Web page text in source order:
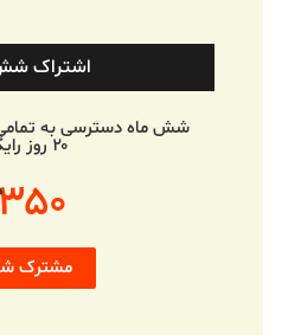
اشتراک
شش ماه دسترسی به
۲۰ روز رایگان
مشترک